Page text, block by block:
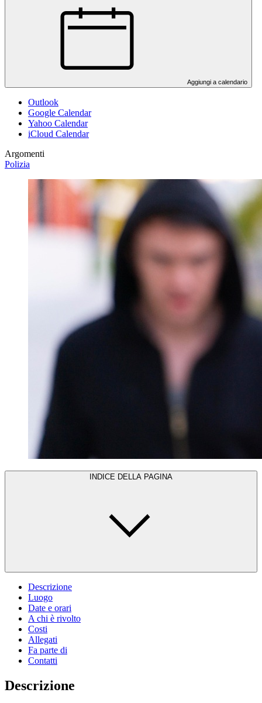
Aggiungi a calendario
Outlook
Google Calendar
Yahoo Calendar
iCloud Calendar
Argomenti
Polizia
INDICE DELLA PAGINA
Descrizione
Luogo
Date e orari
A chi è rivolto
Costi
Allegati
Fa parte di
Contatti
Descrizione